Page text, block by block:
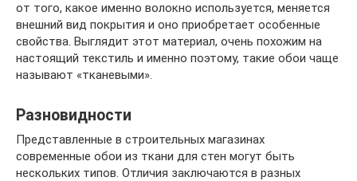
от того, какое именно волокно используется, меняется
внешний вид покрытия и оно приобретает особенные
свойства. Выглядит этот материал, очень похожим на
настоящий текстиль и именно поэтому, такие обои чаще
называют «тканевыми».
Разновидности
Представленные в строительных магазинах
современные обои из ткани для стен могут быть
нескольких типов. Отличия заключаются в разных